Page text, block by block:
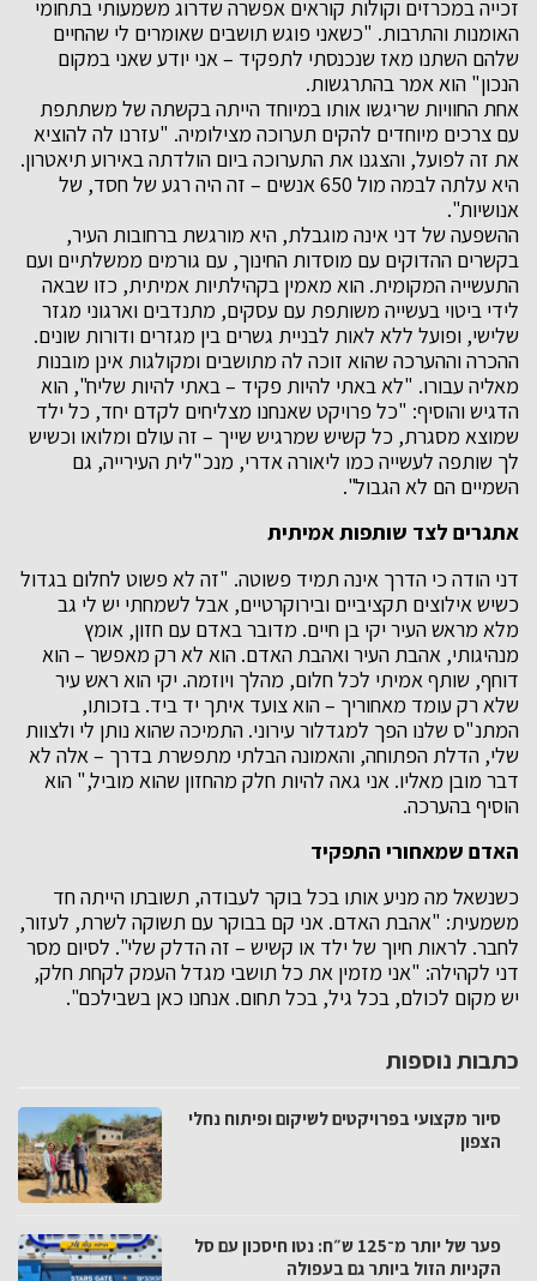
זכייה במכרזים וקולות קוראים אפשרה שדרוג משמעותי בתחומי
האומנות והתרבות. "כשאני פוגש תושבים שאומרים לי שהחיים
שלהם השתנו מאז שנכנסתי לתפקיד – אני יודע שאני במקום
הנכון" הוא אמר בהתרגשות.
אחת החוויות שריגשו אותו במיוחד הייתה בקשתה של משתתפת
עם צרכים מיוחדים להקים תערוכה מצילומיה. "עזרנו לה להוציא
את זה לפועל, והצגנו את התערוכה ביום הולדתה באירוע תיאטרון.
היא עלתה לבמה מול 650 אנשים – זה היה רגע של חסד, של
אנושיות".
ההשפעה של דני אינה מוגבלת, היא מורגשת ברחובות העיר,
בקשרים ההדוקים עם מוסדות החינוך, עם גורמים ממשלתיים ועם
התעשייה המקומית. הוא מאמין בקהילתיות אמיתית, כזו שבאה
לידי ביטוי בעשייה משותפת עם עסקים, מתנדבים וארגוני מגזר
שלישי, ופועל ללא לאות לבניית גשרים בין מגזרים ודורות שונים.
ההכרה וההערכה שהוא זוכה לה מתושבים ומקולגות אינן מובנות
מאליה עבורו. "לא באתי להיות פקיד – באתי להיות שליח", הוא
הדגיש והוסיף: "כל פרויקט שאנחנו מצליחים לקדם יחד, כל ילד
שמוצא מסגרת, כל קשיש שמרגיש שייך – זה עולם ומלואו וכשיש
לך שותפה לעשייה כמו ליאורה אדרי, מנכ"לית העירייה, גם
השמיים הם לא הגבול".
אתגרים לצד שותפות אמיתית
דני הודה כי הדרך אינה תמיד פשוטה. "זה לא פשוט לחלום בגדול
כשיש אילוצים תקציביים ובירוקרטיים, אבל לשמחתי יש לי גב
מלא מראש העיר יקי בן חיים. מדובר באדם עם חזון, אומץ
מנהיגותי, אהבת העיר ואהבת האדם. הוא לא רק מאפשר – הוא
דוחף, שותף אמיתי לכל חלום, מהלך ויוזמה. יקי הוא ראש עיר
שלא רק עומד מאחוריך – הוא צועד איתך יד ביד. בזכותו,
המתנ"ס שלנו הפך למגדלור עירוני. התמיכה שהוא נותן לי ולצוות
שלי, הדלת הפתוחה, והאמונה הבלתי מתפשרת בדרך – אלה לא
דבר מובן מאליו. אני גאה להיות חלק מהחזון שהוא מוביל," הוא
הוסיף בהערכה.
האדם שמאחורי התפקיד
כשנשאל מה מניע אותו בכל בוקר לעבודה, תשובתו הייתה חד
משמעית: "אהבת האדם. אני קם בבוקר עם תשוקה לשרת, לעזור,
לחבר. לראות חיוך של ילד או קשיש – זה הדלק שלי". לסיום מסר
דני לקהילה: "אני מזמין את כל תושבי מגדל העמק לקחת חלק,
יש מקום לכולם, בכל גיל, בכל תחום. אנחנו כאן בשבילכם".
כתבות נוספות
סיור מקצועי בפרויקטים לשיקום ופיתוח נחלי
הצפון
פער של יותר מ־125 ש״ח: נטו חיסכון עם סל
הקניות הזול ביותר גם בעפולה